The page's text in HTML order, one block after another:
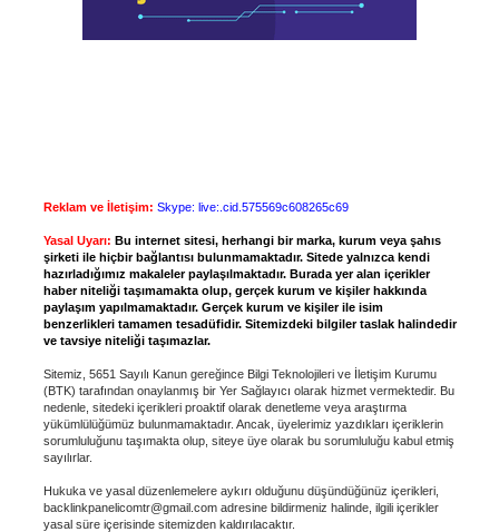
Reklam ve İletişim: Skype: live:.cid.575569c608265c69
Yasal Uyarı: Bu internet sitesi, herhangi bir marka, kurum veya şahıs
şirketi ile hiçbir bağlantısı bulunmamaktadır. Sitede yalnızca kendi
hazırladığımız makaleler paylaşılmaktadır. Burada yer alan içerikler
haber niteliği taşımamakta olup, gerçek kurum ve kişiler hakkında
paylaşım yapılmamaktadır. Gerçek kurum ve kişiler ile isim
benzerlikleri tamamen tesadüfidir. Sitemizdeki bilgiler taslak halindedir
ve tavsiye niteliği taşımazlar.
Sitemiz, 5651 Sayılı Kanun gereğince Bilgi Teknolojileri ve İletişim Kurumu
(BTK) tarafından onaylanmış bir Yer Sağlayıcı olarak hizmet vermektedir. Bu
nedenle, sitedeki içerikleri proaktif olarak denetleme veya araştırma
yükümlülüğümüz bulunmamaktadır. Ancak, üyelerimiz yazdıkları içeriklerin
sorumluluğunu taşımakta olup, siteye üye olarak bu sorumluluğu kabul etmiş
sayılırlar.
Hukuka ve yasal düzenlemelere aykırı olduğunu düşündüğünüz içerikleri,
backlinkpanelicomtr@gmail.comadresine bildirmeniz halinde, ilgili içerikler
yasal süre içerisinde sitemizden kaldırılacaktır.